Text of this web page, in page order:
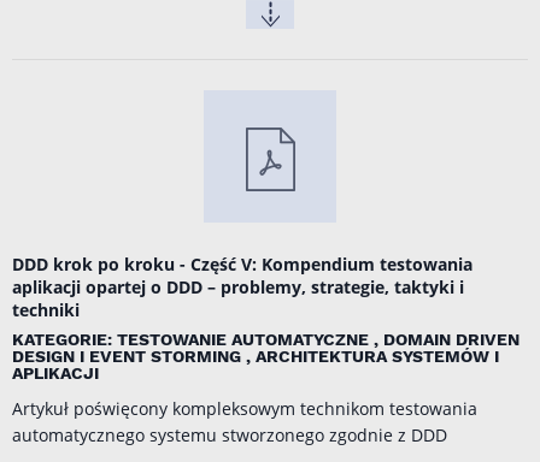
DDD krok po kroku - Część V: Kompendium testowania
aplikacji opartej o DDD – problemy, strategie, taktyki i
techniki
KATEGORIE: TESTOWANIE AUTOMATYCZNE , DOMAIN DRIVEN
DESIGN I EVENT STORMING , ARCHITEKTURA SYSTEMÓW I
APLIKACJI
Artykuł poświęcony kompleksowym technikom testowania
automatycznego systemu stworzonego zgodnie z DDD